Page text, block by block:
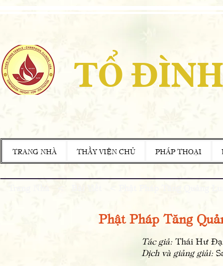
TỔ
TRANG NHÀ THẦY VIỆN CHỦ PHÁP THOẠI
Phật Pháp Tăng
Tác giả: Thái Hư
Dịch và giảng giải: